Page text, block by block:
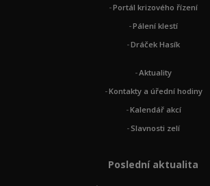
Portál krizového řízení
Pálení klestí
Dráček Hasík
Aktuality
Kontakty a úřední hodiny
Kalendář akcí
Slavnosti zelí
Poslední aktualita